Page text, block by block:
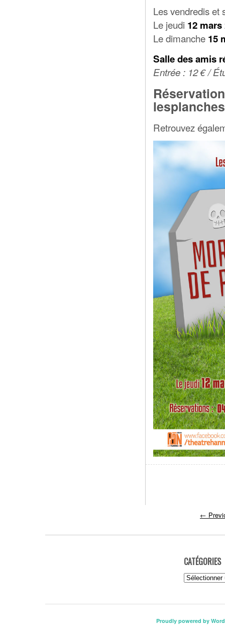
Les vendredis et
Le jeudi 12 mars
Le dimanche 15
Salle des amis
Entrée : 12 € /
Retrouvez
←
CATÉGORIES
Catégories
Proudly powered by